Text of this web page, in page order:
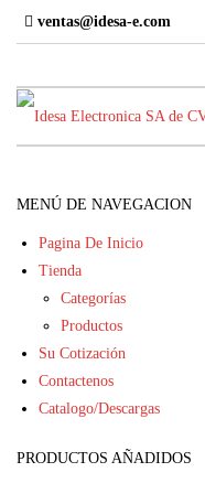
Skip
content
ventas@idesa-e.com
MENÚ DE NAVEGACION
Pagina De Inicio
Tienda
Categorías
Productos
Su Cotización
Contactenos
Catalogo/Descargas
PRODUCTOS AÑADIDOS